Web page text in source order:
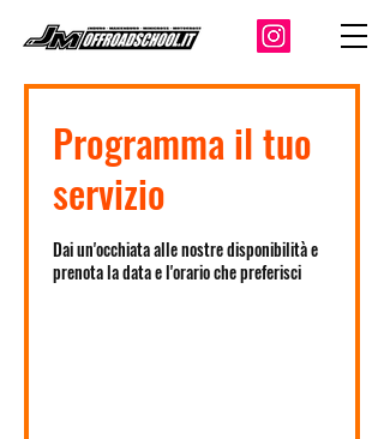
Programma il tuo
servizio
Dai un'occhiata alle nostre disponibilità e
prenota la data e l'orario che preferisci